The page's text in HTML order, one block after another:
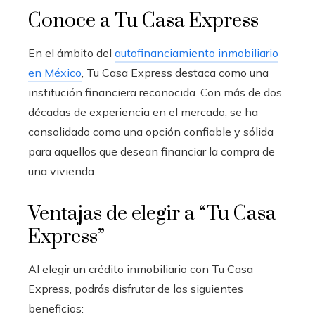
Conoce a Tu Casa Express
En el ámbito del autofinanciamiento inmobiliario
en México , Tu Casa Express destaca como una
institución financiera reconocida. Con más de dos
décadas de experiencia en el mercado, se ha
consolidado como una opción confiable y sólida
para aquellos que desean financiar la compra de
una vivienda.
Ventajas de elegir a “Tu Casa
Express”
Al elegir un crédito inmobiliario con Tu Casa
Express, podrás disfrutar de los siguientes
beneficios: